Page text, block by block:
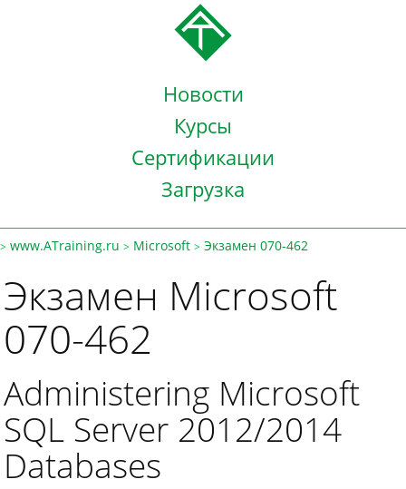
Новости
Курсы
Сертификации
Загрузка
> www.ATraining.ru > Microsoft > Экзамен 070-462
Экзамен Microsoft
070-462
Administering Microsoft
SQL Server 2012/2014
Databases